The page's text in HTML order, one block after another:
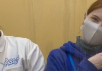
3Dデザイン／学童保育
英会話（小学生）
クリエイティブテック